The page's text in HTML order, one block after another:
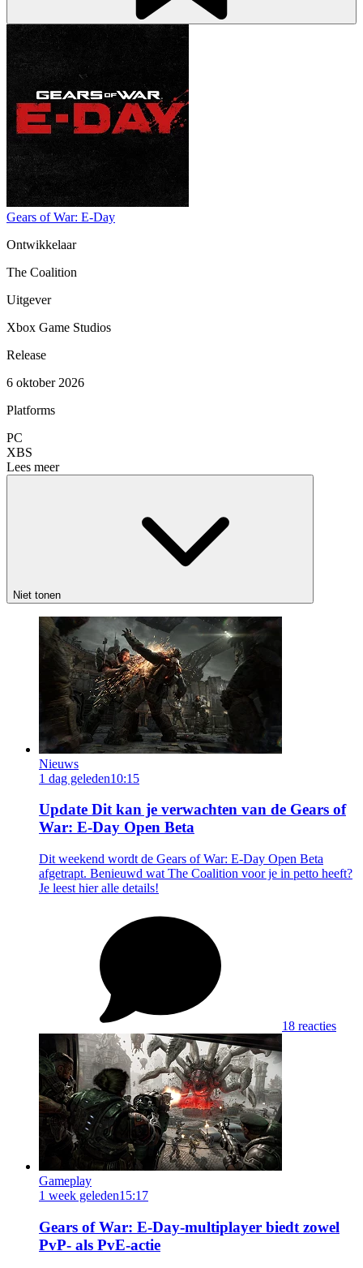
Gears of War: E-Day
Ontwikkelaar
The Coalition
Uitgever
Xbox Game Studios
Release
6 oktober 2026
Platforms
PC
XBS
Lees meer
Niet tonen
Nieuws
1 dag geleden10:15
Update Dit kan je verwachten van de Gears of
War: E-Day Open Beta
Dit weekend wordt de Gears of War: E-Day Open Beta
afgetrapt. Benieuwd wat The Coalition voor je in petto heeft?
Je leest hier alle details!
18 reacties
Gameplay
1 week geleden15:17
Gears of War: E-Day-multiplayer biedt zowel
PvP- als PvE-actie